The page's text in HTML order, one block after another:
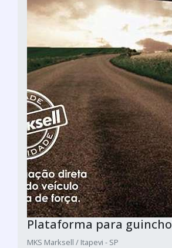
Plataforma para guincho
MKS Marksell / Itapevi - SP